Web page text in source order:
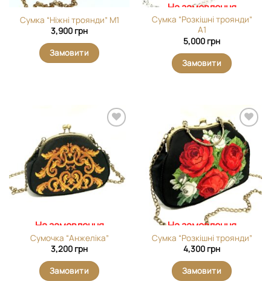
Cумка “Ніжні троянди” М1
3,900 грн
Замовити
На замовлення
Сумка “Розкішні троянди”
А1
5,000 грн
Замовити
виріб у
вибране
На замовлення
Сумочка “Анжеліка”
3,200 грн
Замовити
Додати
виріб у
вибране
На замовлення
Сумка “Розкішні троянди”
4,300 грн
Замовити